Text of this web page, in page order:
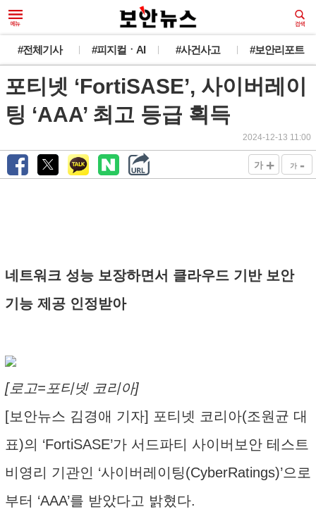
#전체기사 #피지컬ㆍAI #사건사고 #보안리포트
포티넷 ‘FortiSASE’, 사이버레이
팅 ‘AAA’ 최고 등급 획득
2024-12-13 11:00
가 + 가 -
네트워크 성능 보장하면서 클라우드 기반 보안
기능 제공 인정받아
[로고=포티넷 코리아]
[보안뉴스 김경애 기자] 포티넷 코리아(조원균 대
표)의 ‘FortiSASE’가 서드파티 사이버보안 테스트
비영리 기관인 ‘사이버레이팅(CyberRatings)’으로
부터 ‘AAA’를 받았다고 밝혔다.